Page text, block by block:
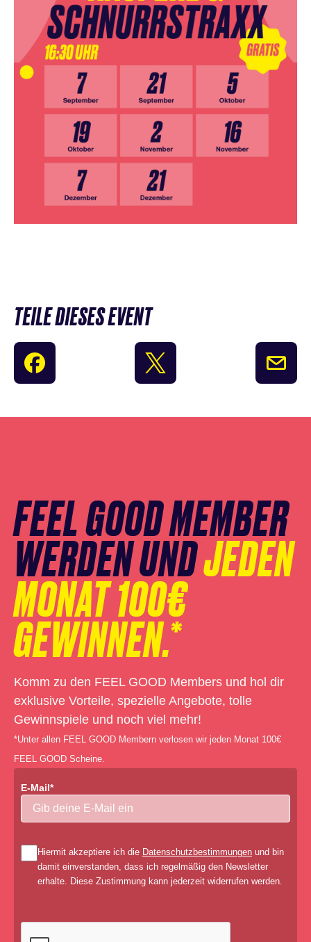
TEILE DIESES EVENT
FEEL GOOD MEMBER
WERDEN UNDJEDEN
MONAT 100€
GEWINNEN.*
Komm zu den FEEL GOOD Members und hol dir
exklusive Vorteile, spezielle Angebote, tolle
Gewinnspiele und noch viel mehr!
*Unter allen FEEL GOOD Membern verlosen wir jeden Monat 100€
FEEL GOOD Scheine.
E-Mail*
Hiermit akzeptiere ich die Datenschutzbestimmungen und bin
damit einverstanden, dass ich regelmäßig den Newsletter
erhalte. Diese Zustimmung kann jederzeit widerrufen werden.